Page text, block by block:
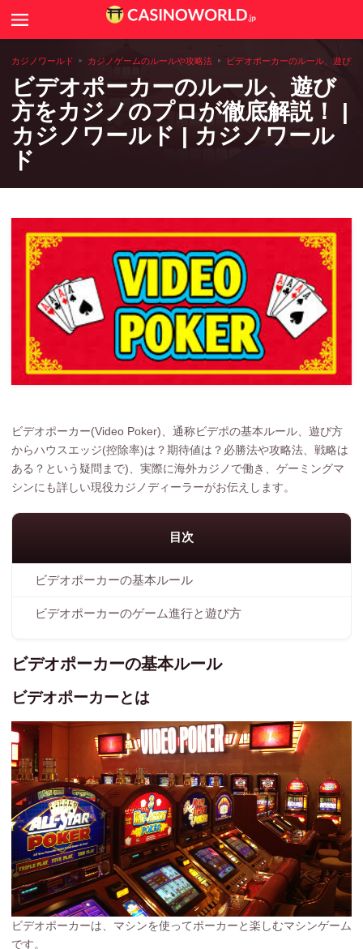
カジノニュース
カジノゲームのルールや攻略法
カジノコラム
世界のカジノ情報
カジノ用語辞典
Search
カジノワールド カジノゲームのルールや攻略法 ビデオポーカーのルール、遊び
ビデオポーカーのルール、遊び
方をカジノのプロが徹底解説！ |
カジノワールド | カジノワール
ド
ビデオポーカー(Video Poker)、通称ビデポの基本ルール、遊び方
からハウスエッジ(控除率)は？期待値は？必勝法や攻略法、戦略は
ある？という疑問まで)、実際に海外カジノで働き、ゲーミングマ
シンにも詳しい現役カジノディーラーがお伝えします。
目次
ビデオポーカーの基本ルール
ビデオポーカーのゲーム進行と遊び方
ビデオポーカーの基本ルール
ビデオポーカーとは
ビデオポーカーは、マシンを使ってポーカーと楽しむマシンゲーム
です。